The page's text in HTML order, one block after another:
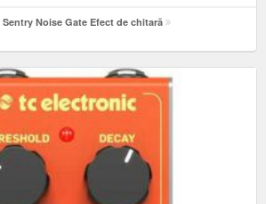
Noise Gate Efect de chitară